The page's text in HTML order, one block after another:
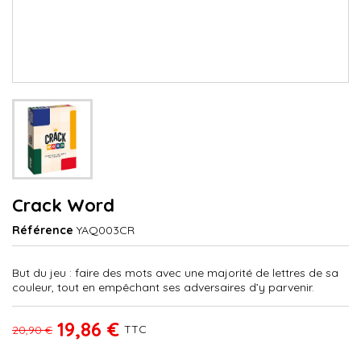
Crack Word
Référence YAQ003CR
But du jeu : faire des mots avec une majorité de lettres de sa
couleur, tout en empêchant ses adversaires d’y parvenir.
20,90 € 19,86 € TTC